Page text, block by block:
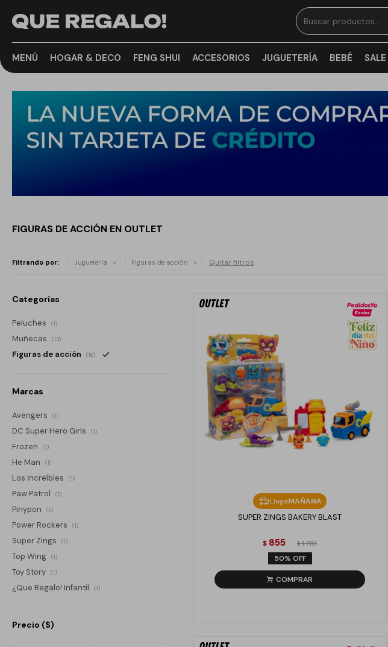
MENÚ HOGAR & DECO FENG SHUI ACCESORIOS JUGUETERÍA BEBÉ SALE
FIGURAS DE ACCIÓN EN OUTLET
Filtrando por: Juguetería Figuras de acción Quitar filtros
LlegaMAÑANA
SUPER ZINGS BAKERY BLAST
$ 855 $ 1.710
50
Categorías
Peluches (1)
Muñecas (13)
Figuras de acción (16)
Marcas
Avengers (1)
DC Super Hero Girls (1)
Frozen (1)
He Man (1)
Los Increíbles (1)
Paw Patrol (1)
Pinypon (5)
Power Rockers (1)
Super Zings (1)
Top Wing (1)
Toy Story (1)
¿Que Regalo! Infantil (1)
Precio ($)